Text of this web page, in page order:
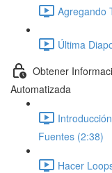
Agregando
Última
Obtener
Automatizada
Fuentes (2:38)
Hacer